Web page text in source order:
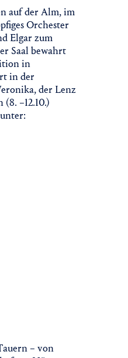
auf der Alm, im
Orchester
Elgar zum
Saal bewahrt
in
in der
der Lenz
–12.10.)
– von